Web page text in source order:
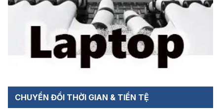
CHUYỂN ĐỔI THỜI GIAN & TIỀN TỆ